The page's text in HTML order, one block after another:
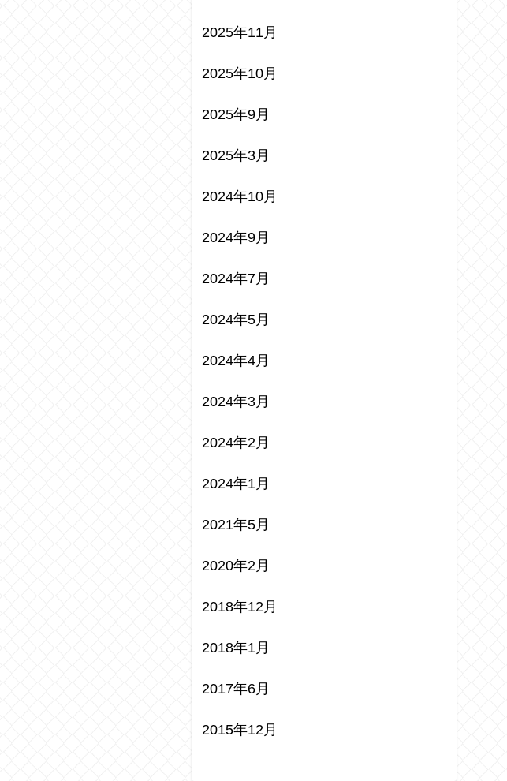
2025年11月
2025年10月
2025年9月
2025年3月
2024年10月
2024年9月
2024年7月
2024年5月
2024年4月
2024年3月
2024年2月
2024年1月
2021年5月
2020年2月
2018年12月
2018年1月
2017年6月
2015年12月